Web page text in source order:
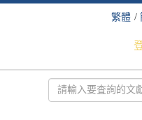
繁體 /